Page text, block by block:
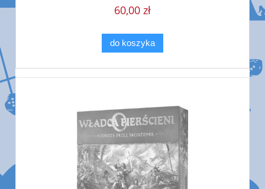
60,00 zł
do koszyka